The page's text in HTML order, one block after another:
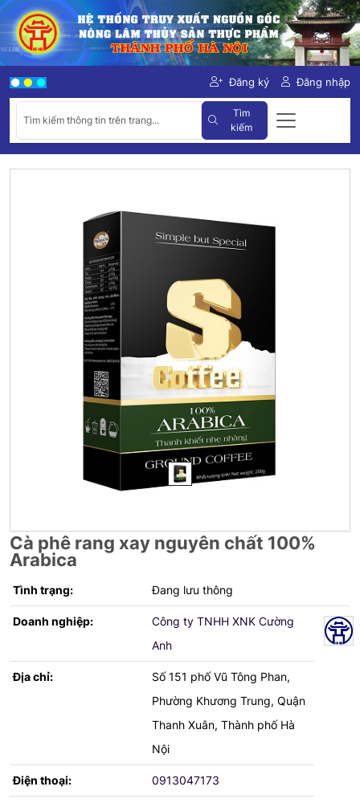
Đăng ký Đăng nhập
Tìm
kiếm
Cà phê rang xay nguyên chất 100%
Arabica
Tình trạng: Đang lưu thông
Doanh nghiệp:
Công ty TNHH XNK Cường
Anh
Địa chỉ:
Số 151 phố Vũ Tông Phan,
Phường Khương Trung, Quận
Thanh Xuân, Thành phố Hà
Nội
Điện thoại: 0913047173